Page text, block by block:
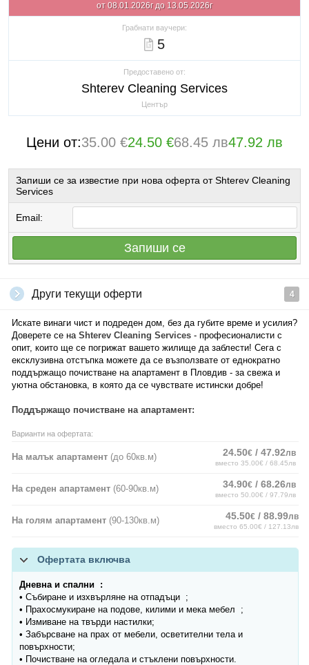
от 08.01.2026г до 13.05.2026г
Грабнати ваучери:
5
Предоставено от:
Shterev Cleaning Services
Център
Цени от:35.00 €24.50 €68.45 лв47.92 лв
Запиши се за известие при нова оферта от Shterev Cleaning
Services
Email:
Запиши се
Други текущи оферти 4
Искате винаги чист и подреден дом, без да губите време и усилия?
Доверете се на Shterev Cleaning Services - професионалисти с
опит, които ще се погрижат вашето жилище да заблести! Сега с
ексклузивна отстъпка можете да се възползвате от еднократно
поддържащо почистване на апартамент в Пловдив - за свежа и
уютна обстановка, в която да се чувствате истински добре!
Поддържащо почистване на апартамент:
Варианти на офертата:
На малък апартамент (до 60кв.м) 24.50€ / 47.92лв
вместо 35.00€ / 68.45лв
На среден апартамент (60-90кв.м) 34.90€ / 68.26лв
вместо 50.00€ / 97.79лв
На голям апартамент (90-130кв.м) 45.50€ / 88.99лв
вместо 65.00€ / 127.13лв
Офертата включва
Дневна и спални :
• Събиране и изхвърляне на отпадъци ;
• Прахосмукиране на подове, килими и мека мебел ;
• Измиване на твърди настилки;
• Забърсване на прах от мебели, осветителни тела и
повърхности;
• Почистване на огледала и стъклени повърхности.